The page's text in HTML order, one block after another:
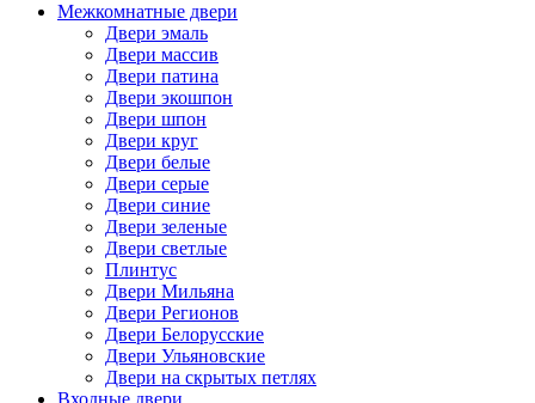
Межкомнатные двери
Двери эмаль
Двери массив
Двери патина
Двери экошпон
Двери шпон
Двери круг
Двери белые
Двери серые
Двери синие
Двери зеленые
Двери светлые
Плинтус
Двери Мильяна
Двери Регионов
Двери Белорусские
Двери Ульяновские
Двери на скрытых петлях
Входные двери